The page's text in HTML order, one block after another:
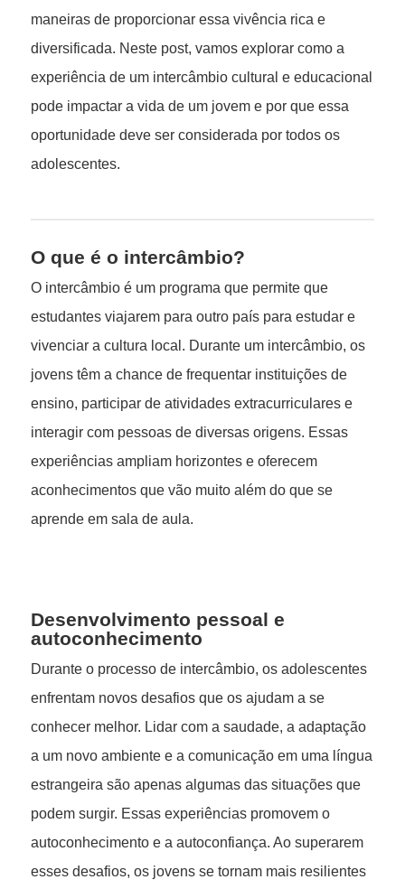
maneiras de proporcionar essa vivência rica e
diversificada. Neste post, vamos explorar como a
experiência de um intercâmbio cultural e educacional
pode impactar a vida de um jovem e por que essa
oportunidade deve ser considerada por todos os
adolescentes.
O que é o intercâmbio?
O intercâmbio é um programa que permite que
estudantes viajarem para outro país para estudar e
vivenciar a cultura local. Durante um intercâmbio, os
jovens têm a chance de frequentar instituições de
ensino, participar de atividades extracurriculares e
interagir com pessoas de diversas origens. Essas
experiências ampliam horizontes e oferecem
aconhecimentos que vão muito além do que se
aprende em sala de aula.
Desenvolvimento pessoal e
autoconhecimento
Durante o processo de intercâmbio, os adolescentes
enfrentam novos desafios que os ajudam a se
conhecer melhor. Lidar com a saudade, a adaptação
a um novo ambiente e a comunicação em uma língua
estrangeira são apenas algumas das situações que
podem surgir. Essas experiências promovem o
autoconhecimento e a autoconfiança. Ao superarem
esses desafios, os jovens se tornam mais resilientes